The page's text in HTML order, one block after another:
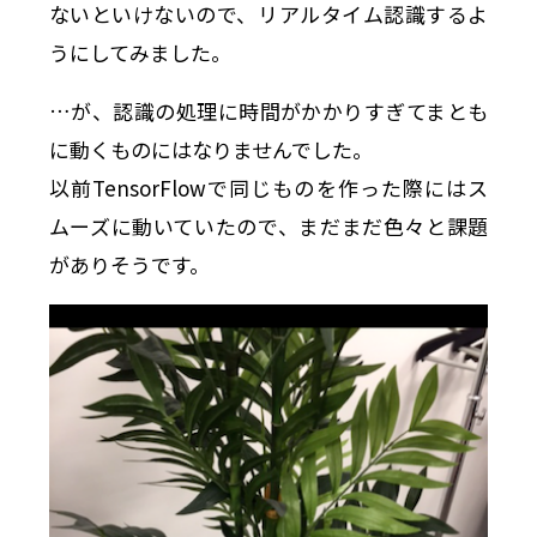
ないといけないので、リアルタイム認識するよ
うにしてみました。
…が、認識の処理に時間がかかりすぎてまとも
に動くものにはなりませんでした。
以前TensorFlowで同じものを作った際にはス
ムーズに動いていたので、まだまだ色々と課題
がありそうです。